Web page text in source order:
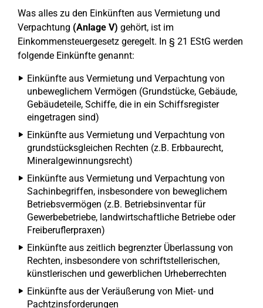
Was alles zu den Einkünften aus Vermietung und
Verpachtung (Anlage V) gehört, ist im
Einkommensteuergesetz geregelt. In § 21 EStG werden
folgende Einkünfte genannt:
Einkünfte aus Vermietung und Verpachtung von
unbeweglichem Vermögen (Grundstücke, Gebäude,
Gebäudeteile, Schiffe, die in ein Schiffsregister
eingetragen sind)
Einkünfte aus Vermietung und Verpachtung von
grundstücksgleichen Rechten (z.B. Erbbaurecht,
Mineralgewinnungsrecht)
Einkünfte aus Vermietung und Verpachtung von
Sachinbegriffen, insbesondere von beweglichem
Betriebsvermögen (z.B. Betriebsinventar für
Gewerbebetriebe, landwirtschaftliche Betriebe oder
Freiberuflerpraxen)
Einkünfte aus zeitlich begrenzter Überlassung von
Rechten, insbesondere von schriftstellerischen,
künstlerischen und gewerblichen Urheberrechten
Einkünfte aus der Veräußerung von Miet- und
Pachtzinsforderungen